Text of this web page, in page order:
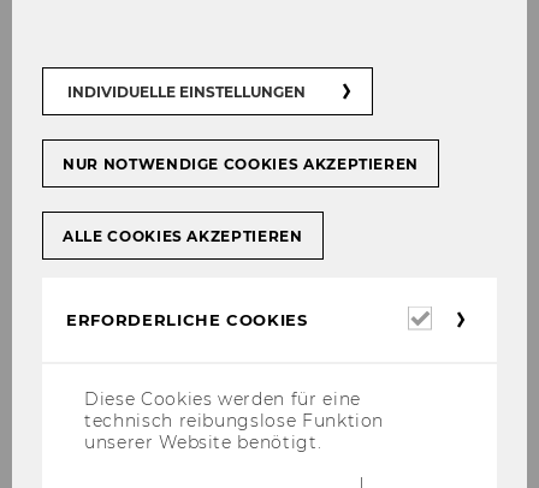
achievements/grades available at the
time of your application will be taken
Business Communication
Business Law
INDIVIDUELLE EINSTELLUNGEN
NUR NOTWENDIGE COOKIES AKZEPTIEREN
ALLE COOKIES AKZEPTIEREN
ERFORDERLICHE COOKIES
Diese Cookies werden für eine
technisch reibungslose Funktion
unserer Website benötigt.